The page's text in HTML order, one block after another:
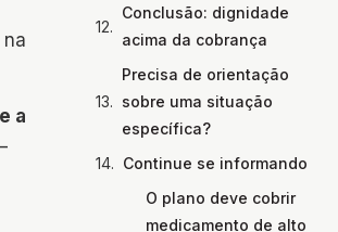
a
Conclusão: dignidade
acima da cobrança
Precisa de orientação
sobre uma situação
específica?
Continue se informando
O plano deve cobrir
medicamento de alto